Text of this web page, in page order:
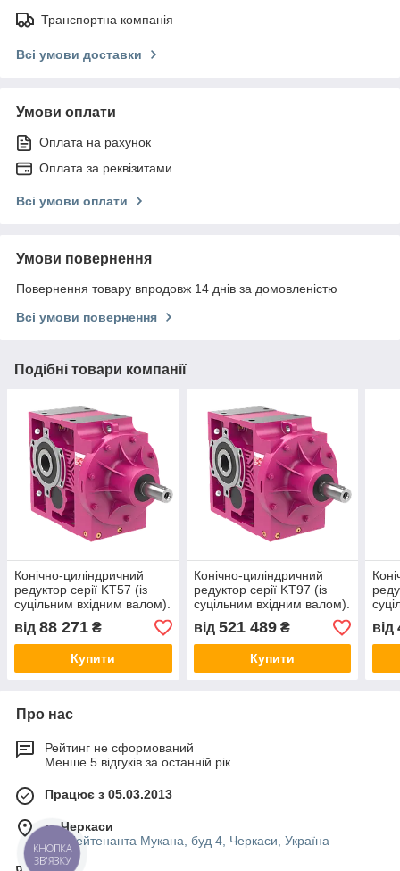
Транспортна компанія
Всі умови доставки
Умови оплати
Оплата на рахунок
Оплата за реквізитами
Всі умови оплати
Умови повернення
Повернення товару впродовж 14 днів за домовленістю
Всі умови повернення
Подібні товари компанії
Конічно-циліндричний
редуктор серії KT57 (із
суцільним вхідним валом).
від 88 271 ₴
Купити
Конічно-циліндричний
редуктор серії KT97 (із
суцільним вхідним валом).
від 521 489₴
Купити
від
Про нас
Рейтинг не сформований
Менше 5 відгуків за останній рік
Працює з 05.03.2013
м. Черкаси
вул.Лейтенанта Мукана, буд 4, Черкаси, Україна
КНОПКА
ЗВ'ЯЗКУ